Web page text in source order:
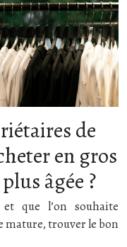
de
en gros
âgée ?
que l’on souhaite
mature, trouver le bon